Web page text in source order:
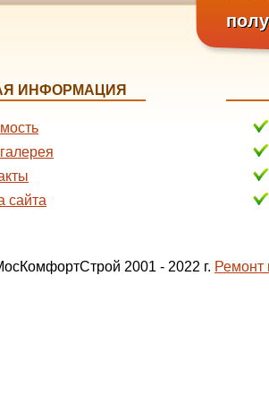
ИНФОРМАЦИЯ
сайта
2001 - 2022 г. Ремонт